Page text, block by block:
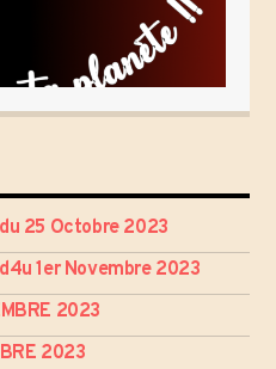
25 Octobre 2023
1er Novembre 2023
2023
2023